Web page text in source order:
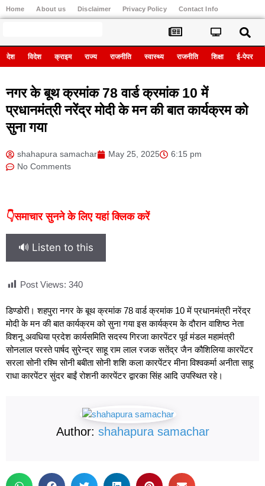
Home About us Disclaimer Privacy Policy Contact Info
देश विदेश क्राइम राज्य राजनीति स्वास्थ्य राजनीति शिक्षा ई-पेपर
नगर के बूथ क्रमांक 78 वार्ड क्रमांक 10 में
प्रधानमंत्री नरेंद्र मोदी के मन की बात कार्यक्रम को
सुना गया
shahapura samachar May 25, 2025
6:15 pm
No Comments
👇समाचार सुनने के लिए यहां क्लिक करें
🔊 Listen to this
Post Views: 340
डिण्डोरी। शहपुरा नगर के बूथ क्रमांक 78 वार्ड क्रमांक 10 में प्रधानमंत्री नरेंद्र
मोदी के मन की बात कार्यक्रम को सुना गया इस कार्यक्रम के दौरान वाशिष्ठ नेता
विशनू अवधिया प्रदेश कार्यसमिति सदस्य गिरजा कारपेंटर पूर्व मंडल महामंत्री
सोनलाल परस्ते पार्षद सुरेन्द्र साहू राम लाल रजक सतेंद्र जैन कौशिलिया कारपेंटर
सरला सोनी रश्मि सोनी बबीता सोनी शशि कला कारपेंटर मीना विश्वकर्मा अनीता साहू
राधा कारपेंटर सुंदर बाईं रोशनी कारपेंटर द्वारका सिंह आदि उपस्थित रहे।
Author: shahapura samachar